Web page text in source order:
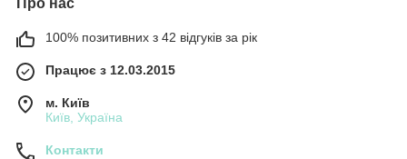
Про нас
100% позитивних з 42 відгуків за рік
Працює з 12.03.2015
м. Київ
Київ, Україна
Контакти